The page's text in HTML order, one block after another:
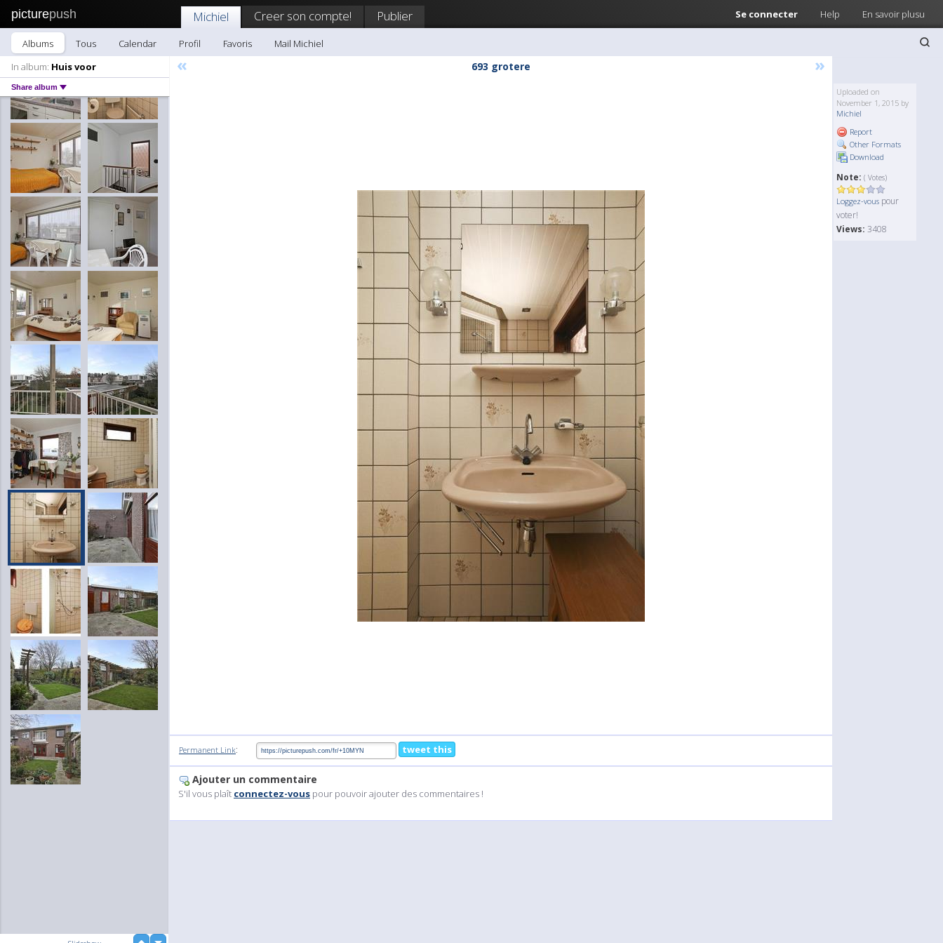
picturepush Se connecter Help En savoir plusu
Michiel Creer son compte! Publier
Albums Tous Calendar Profil Favoris
Mail Michiel
In album: Huis voor
Share album
« 693 grotere »
Uploaded on
November 1, 2015 by
Michiel
Report
Other Formats
Download
Note: ( Votes)
Loggez-vous pour
voter!
Views: 3408
Permanent Link: tweet this
Ajouter un commentaire
S'il vous plaît connectez-vous pour pouvoir ajouter des commentaires !